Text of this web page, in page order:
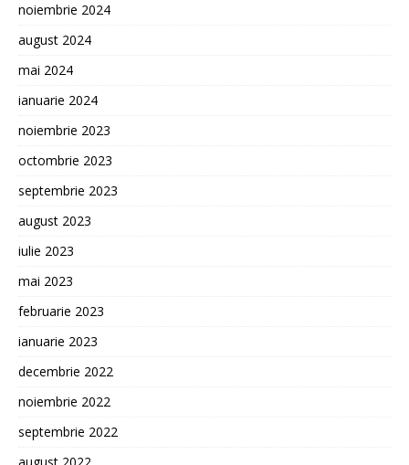
noiembrie 2024
august 2024
mai 2024
ianuarie 2024
noiembrie 2023
octombrie 2023
septembrie 2023
august 2023
iulie 2023
mai 2023
februarie 2023
ianuarie 2023
decembrie 2022
noiembrie 2022
septembrie 2022